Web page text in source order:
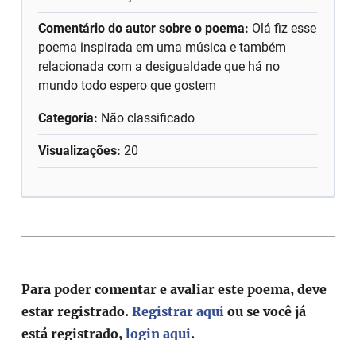
Comentário do autor sobre o poema: Olá fiz esse
poema inspirada em uma música e também
relacionada com a desigualdade que há no
mundo todo espero que gostem
Categoria: Não classificado
Visualizações: 20
Para poder comentar e avaliar este poema, deve
estar registrado.Registrar aqui ou se você já
está registrado,login aqui.